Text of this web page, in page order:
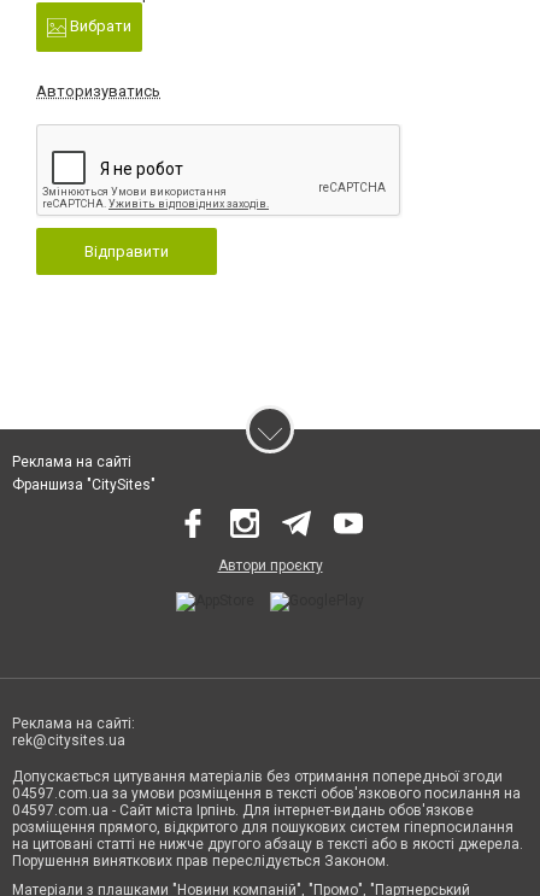
Вибрати
Авторизуватись
Відправити
Реклама на сайті
Франшиза "CitySites"
Автори проєкту
Реклама на сайті:
rek@citysites.ua
Допускається цитування матеріалів без отримання попередньої згоди
04597.com.ua за умови розміщення в тексті обов'язкового посилання на
04597.com.ua - Сайт міста Ірпінь. Для інтернет-видань обов'язкове
розміщення прямого, відкритого для пошукових систем гіперпосилання
на цитовані статті не нижче другого абзацу в тексті або в якості джерела.
Порушення виняткових прав переслідується Законом.
Матеріали з плашками "Новини компаній", "Промо", "Партнерський